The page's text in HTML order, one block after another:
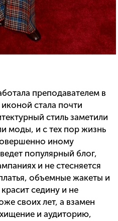
преподавателем в
стала почти
стиль заметили
моды, и с тех пор жизнь
иному
популярный блог,
и не стесняется
объемные жакеты и
седину и не
своих лет, а взамен
и аудиторию,